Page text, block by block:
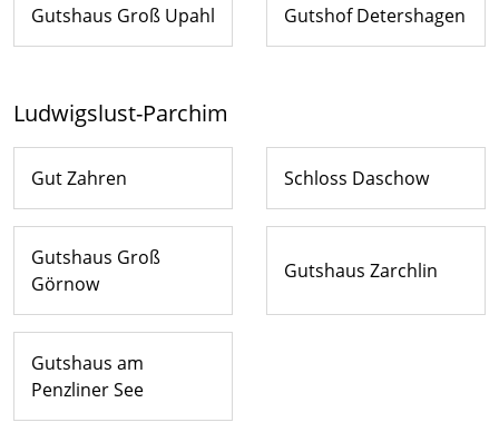
Gutshaus Groß Upahl Gutshof Detershagen
Ludwigslust-Parchim
Gut Zahren Schloss Daschow
Gutshaus Groß
Görnow
Gutshaus Zarchlin
Gutshaus am
Penzliner See